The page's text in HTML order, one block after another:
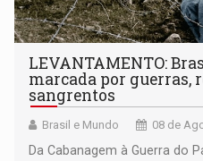
LEVANTAMENTO:
marcada por guerras,
sangrentos
Brasil e Mundo 08 de
Da Cabanagem à Guerra do